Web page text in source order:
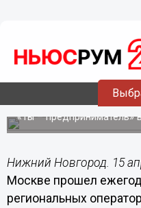
Нижегородская
лучших по
Подведены итоги
«Ты – предприниматель»
Нижний Новгород. 15
Москве прошел
региональных